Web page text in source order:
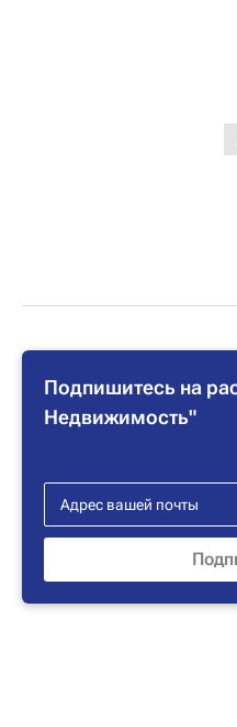
Подпишитесь на
Недвижимость"